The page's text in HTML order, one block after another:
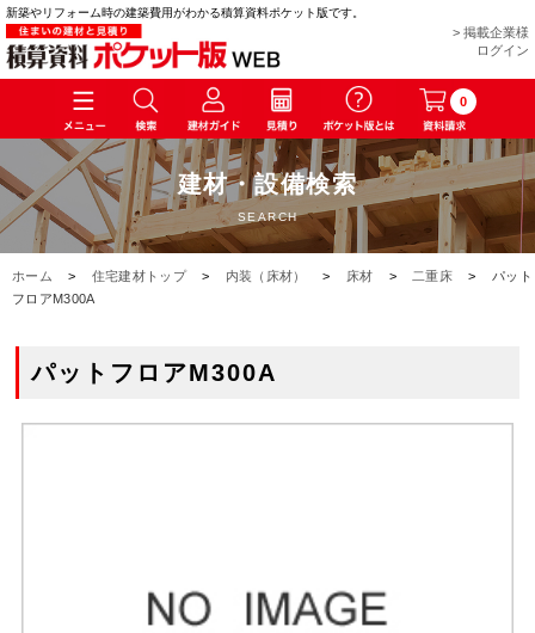
新築やリフォーム時の建築費用がわかる積算資料ポケット版です。
> 掲載企業様
ログイン
0
建材・設備検索
SEARCH
ホーム > 住宅建材トップ > 内装（床材） > 床材 > 二重床 >
パット
フロアM300A
パットフロアM300A